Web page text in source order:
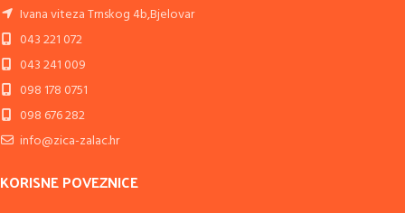
Ivana viteza Trnskog 4b,Bjelovar
043 221 072
043 241 009
098 178 0751
098 676 282
info@zica-zalac.hr
KORISNE POVEZNICE